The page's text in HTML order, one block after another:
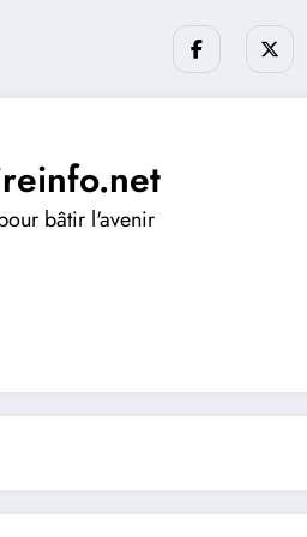
bâtir l'avenir